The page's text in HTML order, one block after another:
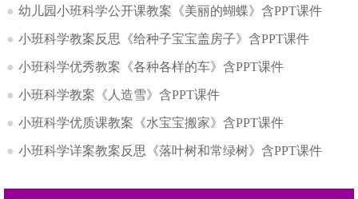
● 幼儿园小班科学公开课教案《美丽的蝴蝶》含PPT课件
● 小班科学教案反思《给种子宝宝盖房子》含PPT课件
● 小班科学优秀教案《各种各样的车》含PPT课件
● 小班科学教案《人造雪》含PPT课件
● 小班科学优质课教案《水宝宝搬家》含PPT课件
● 小班科学详案教案反思《落叶树和常绿树》含PPT课件